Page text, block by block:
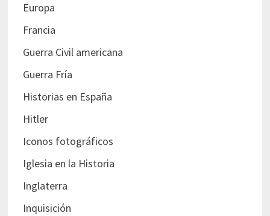
Europa
Francia
Guerra Civil americana
Guerra Fría
Historias en España
Hitler
Iconos fotográficos
Iglesia en la Historia
Inglaterra
Inquisición